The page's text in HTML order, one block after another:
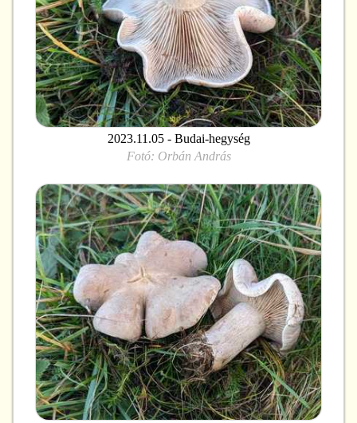
2023.11.05 - Budai-hegység
Fotó: Orbán András